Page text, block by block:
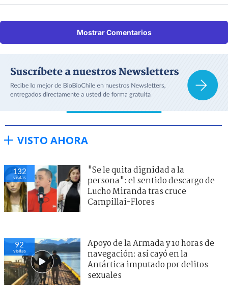
Mostrar Comentarios
VISTO AHORA
132
visitas
"Se le quita dignidad a la
persona": el sentido descargo de
Lucho Miranda tras cruce
Campillai-Flores
92
visitas
Apoyo de la Armada y 10 horas de
navegación: así cayó en la
Antártica imputado por delitos
sexuales